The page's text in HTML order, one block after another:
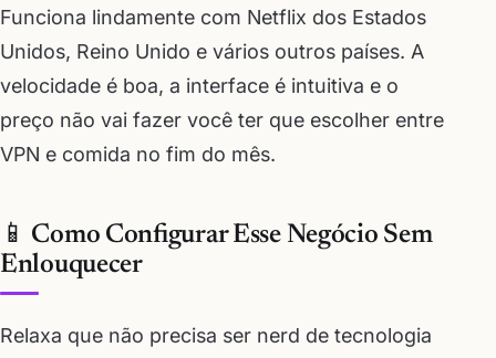
Funciona lindamente com Netflix dos Estados
Unidos, Reino Unido e vários outros países. A
velocidade é boa, a interface é intuitiva e o
preço não vai fazer você ter que escolher entre
VPN e comida no fim do mês.
📱 Como Configurar Esse Negócio Sem
Enlouquecer
Relaxa que não precisa ser nerd de tecnologia